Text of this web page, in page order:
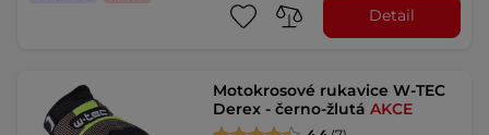
Detail
Motokrosové rukavice W-TEC
Derex - černo-žlutáAKCE